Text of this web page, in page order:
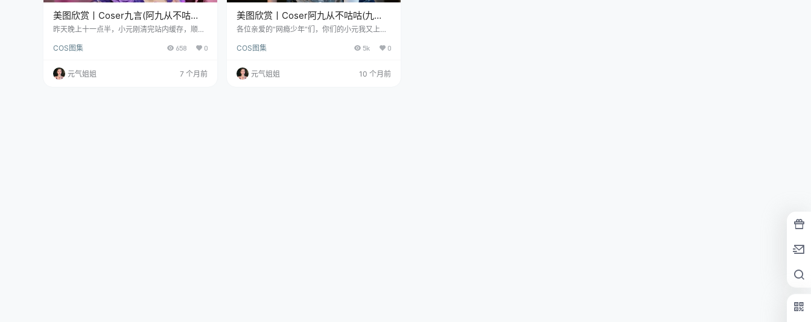
美图欣赏丨Coser九言(阿九从不咕
咕):NO.059-原神丽莎[31P25V-
昨天晚上十一点半，小元刚清完站内缓存，顺手
言:NO.059-原神丽莎[31P25V-365MB]”。看到
户秒关页面吗？ 免费欣赏：点击直达 在线看
图：点这直达，更多精美高清全集作品~ 但我点
COS图集 658 0
元气姐姐 7 个月前
美图欣赏丨Coser阿九从不咕咕(九
言):NO.104-萤火虫漫展场照[105P-
各位亲爱的“网瘾少年”们，你们的小元我又上线
咱们不聊别的，就来点硬核的，你看文章标题，
z？没错，今天咱们的福利，一定够劲！ 话说这
“萤火虫漫展”，我小元我也是久仰大名，据说那
COS图集 5k 0
元气姐姐 10 个月前